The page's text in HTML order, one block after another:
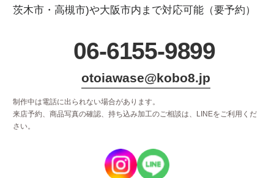
茨木市・高槻市)や大阪市内まで対応可能（要予約）
06-6155-9899
otoiawase@kobo8.jp
制作中は電話に出られない場合があります。
来店予約、商品写真の確認、持ち込み加工のご相談は、LINEをご利用くだ
さい。